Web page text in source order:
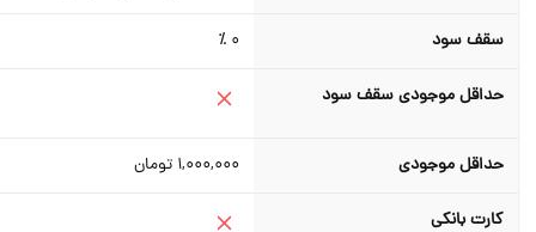
سقف سود
حداقل موجودی سقف سود
حداقل موجودی 1,000,000تومان
کارت بانکی